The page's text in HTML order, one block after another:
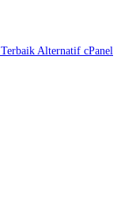
Alternatif cPanel